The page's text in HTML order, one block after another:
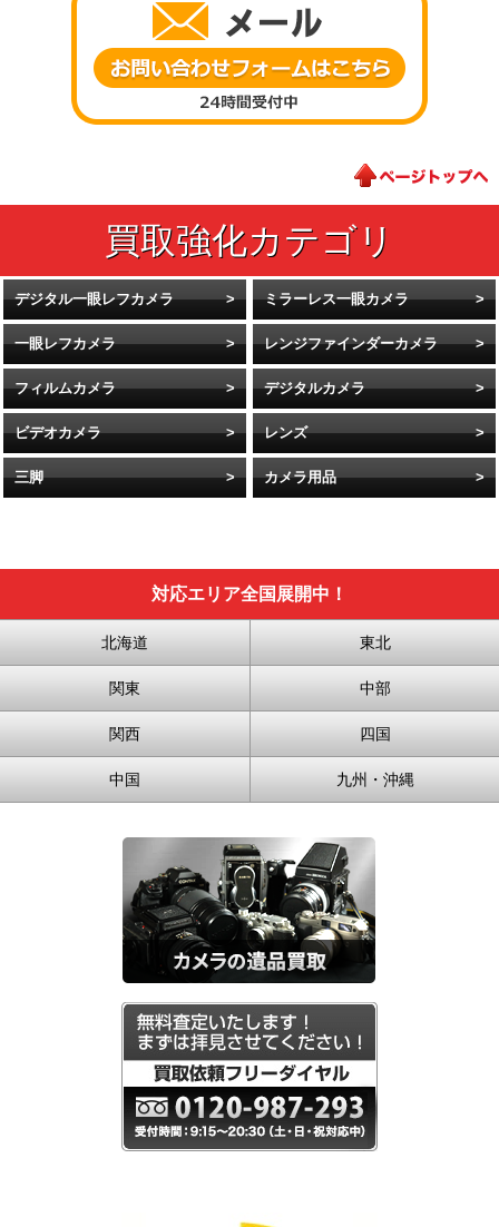
デジタル一眼レフカメラ ミラーレス一眼カメラ
一眼レフカメラ レンジファインダーカメラ
フィルムカメラ デジタルカメラ
ビデオカメラ レンズ
三脚 カメラ用品
対応エリア全国展開中！
北海道 東北
関東 中部
関西 四国
中国 九州・沖縄